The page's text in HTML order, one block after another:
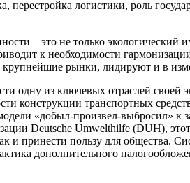
– это не только экологический
к необходимости
рынки, лидируют и в
одну из ключевых отраслей
конструкции транспортных
«добыл-произвел-выбросил» к
Deutsche Umwelthilfe (DUH), этот
и принести пользу для общества.
дополнительного